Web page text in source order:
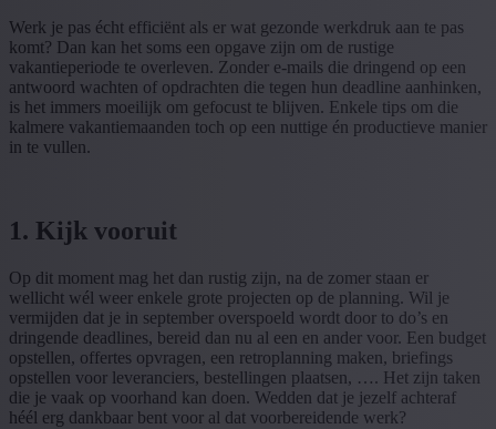
Werk je pas écht efficiënt als er wat gezonde werkdruk aan te pas
komt? Dan kan het soms een opgave zijn om de rustige
vakantieperiode te overleven. Zonder e-mails die dringend op een
antwoord wachten of opdrachten die tegen hun deadline aanhinken,
is het immers moeilijk om gefocust te blijven. Enkele tips om die
kalmere vakantiemaanden toch op een nuttige én productieve manier
in te vullen.
1. Kijk vooruit
Op dit moment mag het dan rustig zijn, na de zomer staan er
wellicht wél weer enkele grote projecten op de planning. Wil je
vermijden dat je in september overspoeld wordt door to do’s en
dringende deadlines, bereid dan nu al een en ander voor. Een budget
opstellen, offertes opvragen, een retroplanning maken, briefings
opstellen voor leveranciers, bestellingen plaatsen, …. Het zijn taken
die je vaak op voorhand kan doen. Wedden dat je jezelf achteraf
héél erg dankbaar bent voor al dat voorbereidende werk?